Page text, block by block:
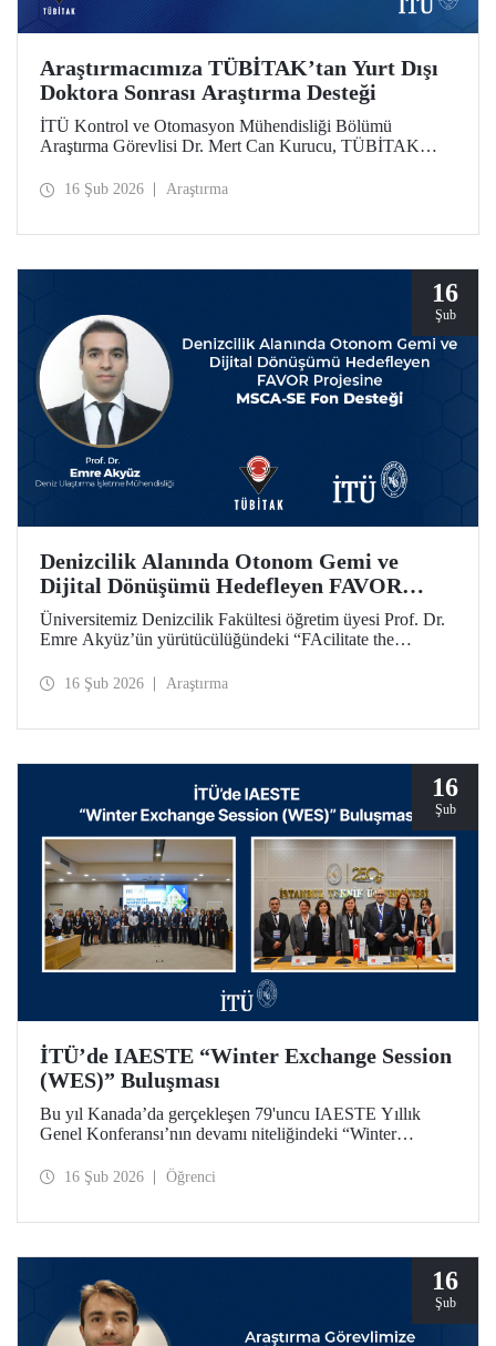
Araştırmacımıza TÜBİTAK’tan Yurt Dışı
Doktora Sonrası Araştırma Desteği
İTÜ Kontrol ve Otomasyon Mühendisliği Bölümü
Araştırma Görevlisi Dr. Mert Can Kurucu, TÜBİTAK
kapsamında desteklenmeye hak kazandı. Dr. Kurucu,
16 Şub 2026 Araştırma
16
Şub
Denizcilik Alanında Otonom Gemi ve
Dijital Dönüşümü Hedefleyen FAVOR
Projesine MSCA-SE Fon Desteği
Üniversitemiz Denizcilik Fakültesi öğretim üyesi Prof. Dr.
Emre Akyüz’ün yürütücülüğündeki “FAcilitate the
(FAVOR)” başlıklı 1.182.360 avro bütçeli AB HORIZON
16 Şub 2026 Araştırma
16
Şub
İTÜ’de IAESTE “Winter Exchange Session
(WES)” Buluşması
Bu yıl Kanada’da gerçekleşen 79'uncu IAESTE Yıllık
Genel Konferansı’nın devamı niteliğindeki “Winter
Üniversitesi ev sahipliğinde, Süleyman Demirel Kültür
16 Şub 2026 Öğrenci
16
Şub